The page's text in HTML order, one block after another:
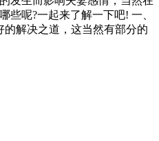
呢?一起来了解一下吧! 一、
解决之道，这当然有部分的